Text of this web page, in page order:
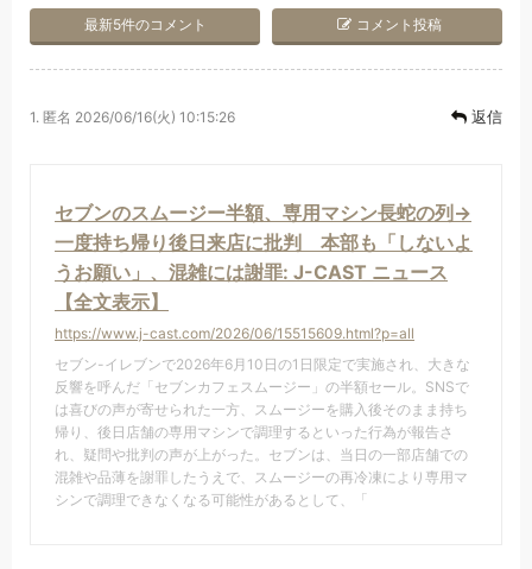
コメント投稿
最新5件のコメント
1. 匿名 2026/06/16(火) 10:15:26 返信
セブンのスムージー半額、専用マシン長蛇の列→
一度持ち帰り後日来店に批判 本部も「しないよ
うお願い」、混雑には謝罪: J-CAST ニュース
【全文表示】
https://www.j-cast.com/2026/06/15515609.html?p=all
セブン-イレブンで2026年6月10日の1日限定で実施され、大きな
反響を呼んだ「セブンカフェスムージー」の半額セール。SNSで
は喜びの声が寄せられた一方、スムージーを購入後そのまま持ち
帰り、後日店舗の専用マシンで調理するといった行為が報告さ
れ、疑問や批判の声が上がった。セブンは、当日の一部店舗での
混雑や品薄を謝罪したうえで、スムージーの再冷凍により専用マ
シンで調理できなくなる可能性があるとして、「